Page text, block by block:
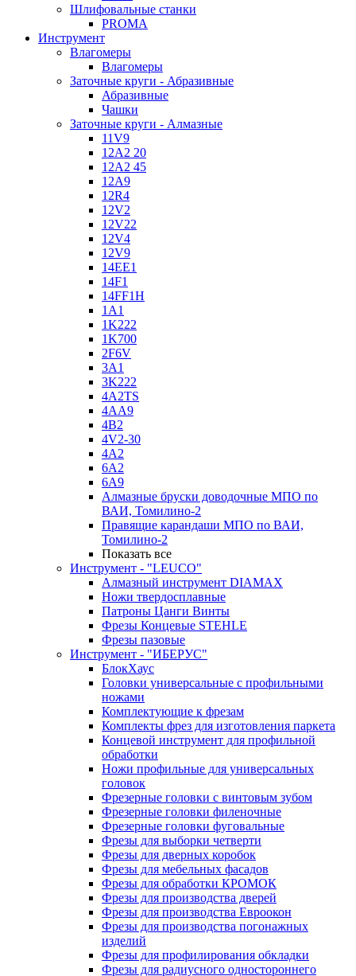
Шлифовальные станки
PROMA
Инструмент
Влагомеры
Влагомеры
Заточные круги - Абразивные
Абразивные
Чашки
Заточные круги - Алмазные
11V9
12A2 20
12A2 45
12A9
12R4
12V2
12V22
12V4
12V9
14EE1
14F1
14FF1H
1A1
1K222
1K700
2F6V
3A1
3K222
4A2TS
4AA9
4B2
4V2-30
4А2
6A2
6A9
Алмазные бруски доводочные МПО по
ВАИ, Томилино-2
Правящие карандаши МПО по ВАИ,
Томилино-2
Показать все
Инструмент - "LEUCO"
Алмазный инструмент DIAMAX
Ножи твердосплавные
Патроны Цанги Винты
Фрезы Концевые STEHLE
Фрезы пазовые
Инструмент - "ИБЕРУС"
БлокХаус
Головки универсальные с профильными
ножами
Комплектующие к фрезам
Комплекты фрез для изготовления паркета
Концевой инструмент для профильной
обработки
Ножи профильные для универсальных
головок
Фрезерные головки с винтовым зубом
Фрезерные головки филеночные
Фрезерные головки фуговальные
Фрезы для выборки четверти
Фрезы для дверных коробок
Фрезы для мебельных фасадов
Фрезы для обработки КРОМОК
Фрезы для производства дверей
Фрезы для производства Евроокон
Фрезы для производства погонажных
изделий
Фрезы для профилирования обкладки
Фрезы для радиусного одностороннего